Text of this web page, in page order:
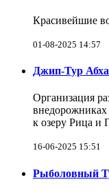
Красивейшие
01-08-2025 14:57
Джип-Тур
Организация
к озеру Рица и
16-06-2025 15:51
Рыболовный